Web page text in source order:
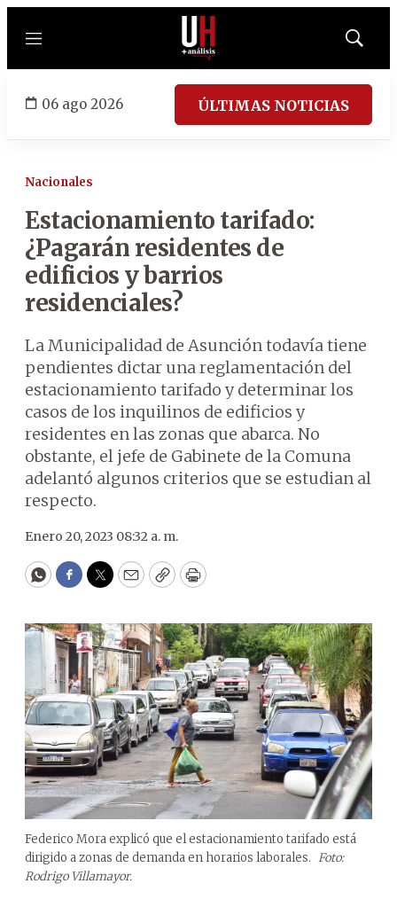
Menú
Mostrar
06 ago 2026 ÚLTIMAS NOTICIAS
Nacionales
Estacionamiento tarifado:
¿Pagarán residentes de
edificios y barrios
residenciales?
La Municipalidad de Asunción todavía tiene
pendientes dictar una reglamentación del
estacionamiento tarifado y determinar los
casos de los inquilinos de edificios y
residentes en las zonas que abarca. No
obstante, el jefe de Gabinete de la Comuna
adelantó algunos criterios que se estudian al
respecto.
Enero 20, 2023 08:32 a. m.
WhatsApp
Facebook
Twitter
EmailCopyPrint
Federico Mora explicó que el estacionamiento tarifado está
dirigido a zonas de demanda en horarios laborales. Foto:
Rodrigo Villamayor.